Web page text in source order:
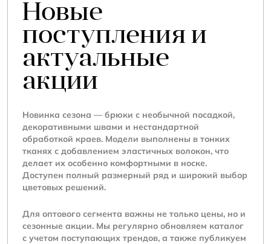
Новые
поступления и
актуальные
акции
Новинка сезона — брюки с необычной посадкой,
декоративными швами и нестандартной
обработкой краев. Модели выполнены в тонких
тканях с добавлением эластичных волокон, что
делает их особенно комфортными в носке.
Доступен полный размерный ряд и широкий выбор
цветовых решений.
Для оптового сегмента важны не только цены, но и
сезонные акции. Мы регулярно обновляем каталог
с учетом поступающих трендов, а также публикуем